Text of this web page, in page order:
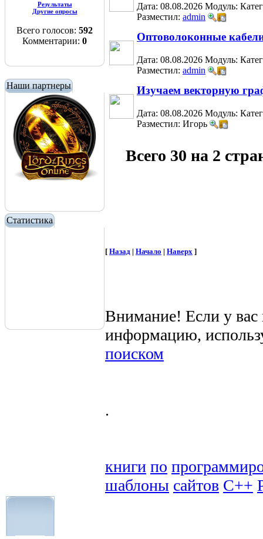
Результаты
Другие опросы
Всего голосов: 592
Комментарии: 0
Наши партнеры
Статистика
Дата: 08.08.2026 Модуль:
Разместил: admin
Оптоволоконные
Дата: 08.08.2026 Модуль:
Разместил: admin
Изучаем векторную
Дата: 08.08.2026 Модуль:
Разместил: Игорь
Всего 30 на 2
[ Назад | Начало | Наверх ]
Внимание! Если у
информацию,
поиском
.
книги по
шаблоны сайтов C++